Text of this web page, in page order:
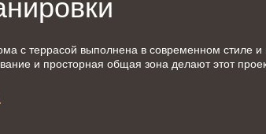
с террасой выполнена в современном
и просторная общая зона делают этот